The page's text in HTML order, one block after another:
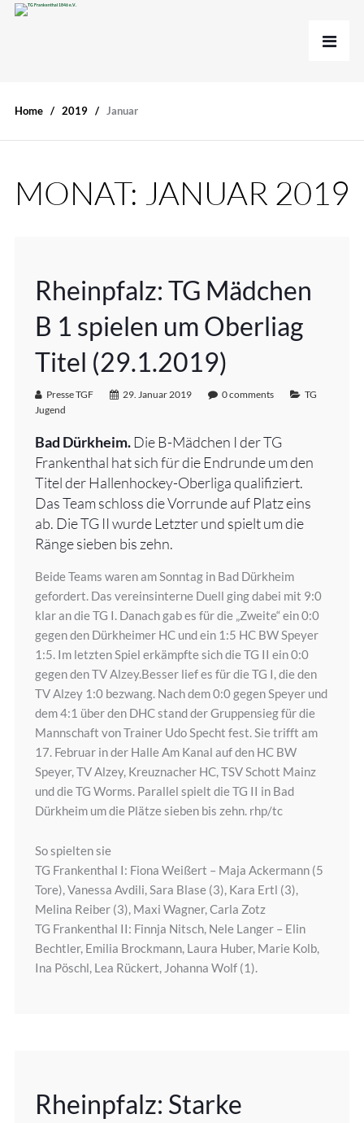
Home 2019 Januar
MONAT: JANUAR 2019
Rheinpfalz: TG Mädchen
B 1 spielen um Oberliag
Titel (29.1.2019)
Presse TGF 29. Januar 2019 0 comments
TG
Jugend
Bad Dürkheim.Die B-Mädchen I der TG
Frankenthal hat sich für die Endrunde um den
Titel der Hallenhockey-Oberliga qualifiziert.
Das Team schloss die Vorrunde auf Platz eins
ab. Die TG II wurde Letzter und spielt um die
Ränge sieben bis zehn.
Beide Teams waren am Sonntag in Bad Dürkheim
gefordert. Das vereinsinterne Duell ging dabei mit 9:0
klar an die TG I. Danach gab es für die „Zweite“ ein 0:0
gegen den Dürkheimer HC und ein 1:5 HC BW Speyer
1:5. Im letzten Spiel erkämpfte sich die TG II ein 0:0
gegen den TV Alzey.Besser lief es für die TG I, die den
TV Alzey 1:0 bezwang. Nach dem 0:0 gegen Speyer und
dem 4:1 über den DHC stand der Gruppensieg für die
Mannschaft von Trainer Udo Specht fest. Sie trifft am
17. Februar in der Halle Am Kanal auf den HC BW
Speyer, TV Alzey, Kreuznacher HC, TSV Schott Mainz
und die TG Worms. Parallel spielt die TG II in Bad
Dürkheim um die Plätze sieben bis zehn. rhp/tc
So spielten sie
TG Frankenthal I: Fiona Weißert – Maja Ackermann (5
Tore), Vanessa Avdili, Sara Blase (3), Kara Ertl (3),
Melina Reiber (3), Maxi Wagner, Carla Zotz
TG Frankenthal II: Finnja Nitsch, Nele Langer – Elin
Bechtler, Emilia Brockmann, Laura Huber, Marie Kolb,
Ina Pöschl, Lea Rückert, Johanna Wolf (1).
Rheinpfalz: Starke